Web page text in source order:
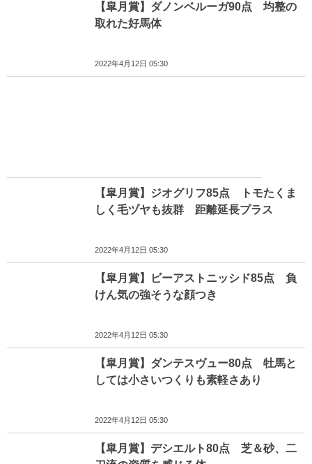
【皐月賞】ダノンベルーガ90点 均整の
取れた好馬体
2022年4月12日 05:30
【皐月賞】ジオグリフ85点 トモたくま
しく毛ヅヤも抜群 距離延長プラス
2022年4月12日 05:30
【皐月賞】ビーアストニッシド85点 負
けん気の強そうな顔つき
2022年4月12日 05:30
【皐月賞】ダンテスヴュー80点 牡馬と
しては小さいつくりも素軽さあり
2022年4月12日 05:30
【皐月賞】デシエルト80点 芝＆砂、二